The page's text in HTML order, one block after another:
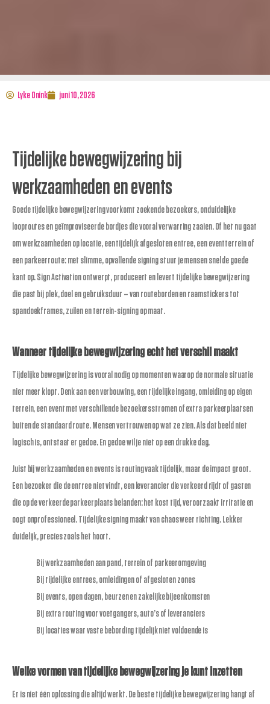
Lyke Onink juni 10, 2026
Tijdelijke bewegwijzering bij
werkzaamheden en events
Goede tijdelijke bewegwijzering voorkomt zoekende bezoekers, onduidelijke
looproutes en geïmproviseerde bordjes die vooral verwarring zaaien. Of het nu gaat
om werkzaamheden op locatie, een tijdelijk afgesloten entree, een eventterrein of
een parkeerroute: met slimme, opvallende signing stuur je mensen snel de goede
kant op. Sign Activation ontwerpt, produceert en levert tijdelijke bewegwijzering
die past bij plek, doel en gebruiksduur – van routeborden en raamstickers tot
spandoekframes, zuilen en terrein-signing op maat.
Wanneer tijdelijke bewegwijzering echt het verschil maakt
Tijdelijke bewegwijzering is vooral nodig op momenten waarop de normale situatie
niet meer klopt. Denk aan een verbouwing, een tijdelijke ingang, omleiding op eigen
terrein, een event met verschillende bezoekersstromen of extra parkeerplaatsen
buiten de standaard route. Mensen vertrouwen op wat ze zien. Als dat beeld niet
logisch is, ontstaat er gedoe. En gedoe wil je niet op een drukke dag.
Juist bij werkzaamheden en events is routing vaak tijdelijk, maar de impact groot.
Een bezoeker die de entree niet vindt, een leverancier die verkeerd rijdt of gasten
die op de verkeerde parkeerplaats belanden: het kost tijd, veroorzaakt irritatie en
oogt onprofessioneel. Tijdelijke signing maakt van chaos weer richting. Lekker
duidelijk, precies zoals het hoort.
Bij werkzaamheden aan pand, terrein of parkeeromgeving
Bij tijdelijke entrees, omleidingen of afgesloten zones
Bij events, open dagen, beurzen en zakelijke bijeenkomsten
Bij extra routing voor voetgangers, auto’s of leveranciers
Bij locaties waar vaste bebording tijdelijk niet voldoende is
Welke vormen van tijdelijke bewegwijzering je kunt inzetten
Er is niet één oplossing die altijd werkt. De beste tijdelijke bewegwijzering hangt af